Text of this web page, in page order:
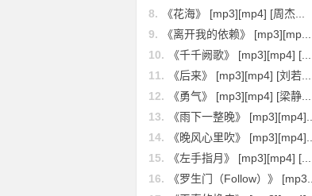
8.
《花海》 [mp3][mp4] [周杰...
9.
《离开我的依赖》 [mp3][mp...
10.
《千千阙歌》 [mp3][mp4] [...
11.
《后来》 [mp3][mp4] [刘若...
12.
《勇气》 [mp3][mp4] [梁静...
13.
《雨下一整晚》 [mp3][mp4]...
14.
《晚风心里吹》 [mp3][mp4]...
15.
《左手指月》 [mp3][mp4] [...
16.
《罗生门（Follow）》 [mp3...